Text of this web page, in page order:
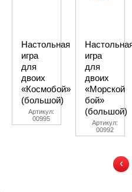
Настольная
игра
для
двоих
«Космобой»
(большой)
Артикул:
00995
игра
для
двоих
«Морской
бой»
(большой)
Артикул:
00992
‹